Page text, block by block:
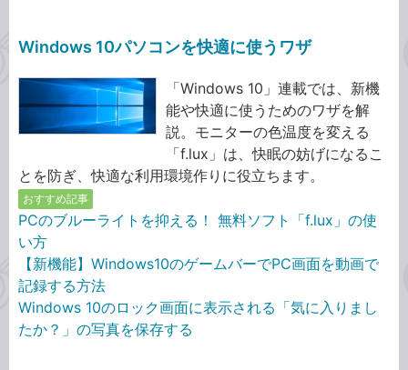
Windows 10パソコンを快適に使うワザ
「Windows 10」連載では、新機
能や快適に使うためのワザを解
説。モニターの色温度を変える
「f.lux」は、快眠の妨げになるこ
とを防ぎ、快適な利用環境作りに役立ちます。
おすすめ記事
PCのブルーライトを抑える！ 無料ソフト「f.lux」の使
い方
【新機能】Windows10のゲームバーでPC画面を動画で
記録する方法
Windows 10のロック画面に表示される「気に入りまし
たか？」の写真を保存する